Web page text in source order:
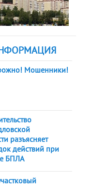
Мошенники!
разъясняет
действий при
БПЛА